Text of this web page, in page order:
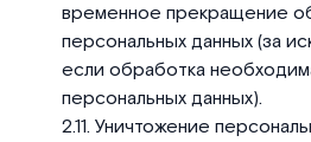
временное прекращение
персональных данных (за
если обработка
персональных данных).
Уничтожение